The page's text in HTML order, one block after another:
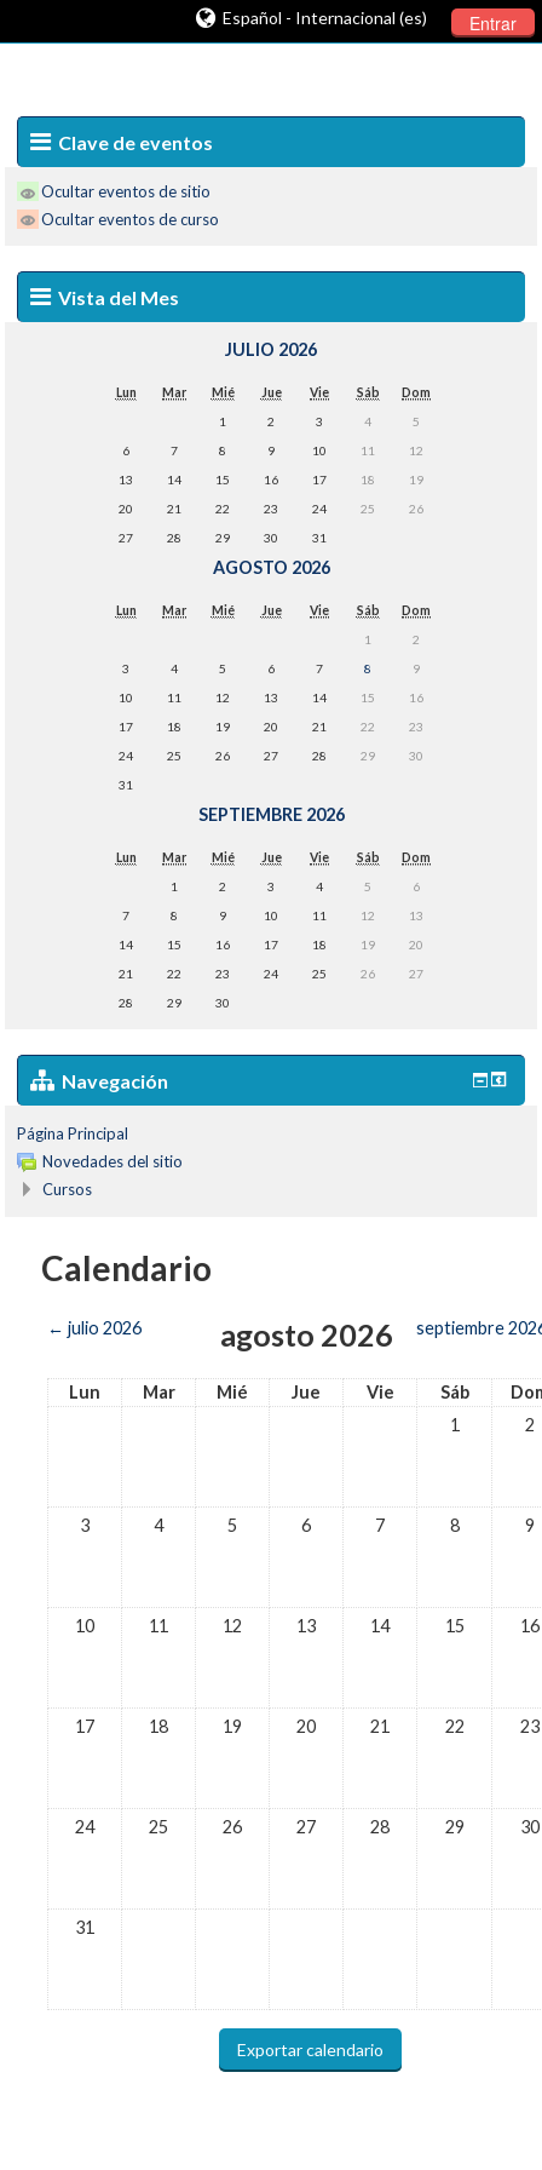
Entrar
Español - Internacional (es)
Clave de eventos
Ocultar eventos de sitio
Ocultar eventos de curso
Vista del Mes
JULIO 2026
Lun Mar Mié Jue Vie Sáb
Dom
1
2 3 4
5
6
7 8 9 10 11
12
13
14 15 16 17 18
19
20
21 22 23 24 25
26
27
28 29 30 31
AGOSTO 2026
Lun Mar Mié Jue Vie Sáb
Dom
1
2
3
4 5 6 7 8
9
10
11 12 13 14 15
16
17
18 19 20 21 22
23
24
25 26 27 28 29
30
31
SEPTIEMBRE 2026
Lun Mar Mié Jue Vie Sáb
Dom
1
2 3 4 5
6
7
8 9 10 11 12
13
14
15 16 17 18 19
20
21
22 23 24 25 26
27
28
29 30
Navegación
Página Principal
Novedades del sitio
Cursos
Calendario
← julio 2026 agosto 2026 septiembre
Lun Mar Mié Jue Vie Sáb
1
2
3 4 5 6 7 8 9
10 11 12 13 14 15 16
17 18 19 20 21 22 23
24 25 26 27 28 29 30
31